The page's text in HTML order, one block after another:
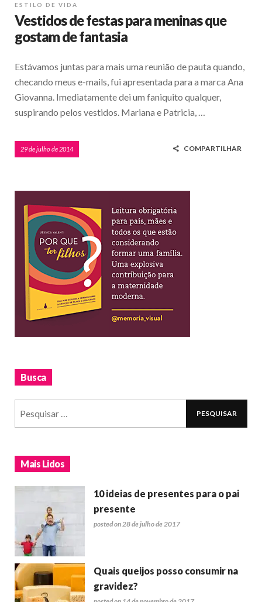
ESTILO DE VIDA
Vestidos de festas para meninas que
gostam de fantasia
Estávamos juntas para mais uma reunião de pauta quando,
checando meus e-mails, fui apresentada para a marca Ana
Giovanna. Imediatamente dei um faniquito qualquer,
suspirando pelos vestidos. Mariana e Patricia, …
29 de julho de 2014 COMPARTILHAR
Busca
Mais Lidos
10 ideias de presentes para o pai
presente
posted on 28 de julho de 2017
Quais queijos posso consumir na
gravidez?